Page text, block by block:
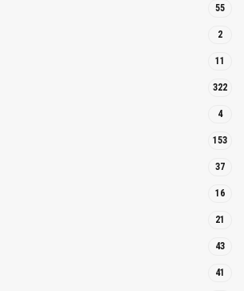
55
2
11
322
4
153
37
16
21
43
41